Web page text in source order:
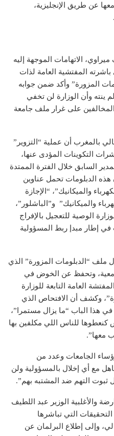
عن طريق الإنجليزية،
الاتهامات الموجهة إليه
باشرته المفتشية العامة لذات
المزورة” وأكد ضمن جوابه
ينته وأن الوزارة لن تخفي
على غرار ملف جامعة
بالمغرب أن عملية “التزوير”
التكوينات المؤدى عنها،
السابق خلال الفترة الممتدة
إلى أن هذه الدبلومات تحمل عناوين
والميكانيك”، “الإجازة
والميكانيك” و”الباشلور”،
الوصية للتعجيل بالإفراج
في إطار مبدإ ربط المسؤولية
ملف “الدبلومات المزورة” الذي
وتحفظ عن الخوض في
العامة التابعة للوزارة
وكشف أن الافتحاص الذي
هذا الباب “ما يزال مستمرا”،
للناس اللي مكلفين بها
معها”.
الجامعات وعدد من
مع أي إخلال بالمسؤولية ولن
ثبوت التهم ضد المشتبه بهم”.
والأغلبية الوزير عبد اللطيف
التي تباشرها
وإلى إطلاع البرلمان عن